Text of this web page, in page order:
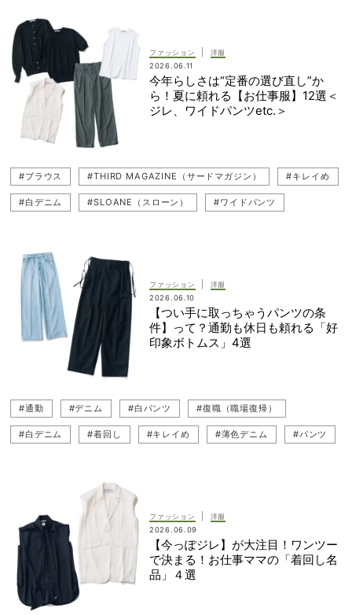
#通勤コーデ
#復職（職場復帰） #ジャケットコーデ
#春コーデ #スカートコーデ #着回し
ファッション
洋服
2026.06.11
今年らしさは“定番の選び直し”か
ら！夏に頼れる【お仕事服】12選＜
ジレ、ワイドパンツetc.＞
#ブラウス #THIRD MAGAZINE（サードマガジン） #キレイめ
#白デニム #SLOANE（スローン） #ワイドパンツ
#ATON（エイトン）
#ebure（エブール） #お仕事ママ（ワーママ）
#ジレ（ベスト） #トレンドアイテム #復職（職場復帰）
#UNITED ARROWS（ユナイテッドアローズ） #Tシャツ
#Whim Gazette（ウィム ガゼット）
ファッション
洋服
2026.06.10
【つい手に取っちゃうパンツの条
件】って？通勤も休日も頼れる「好
印象ボトムス」4選
#通勤 #デニム #白パンツ #復職（職場復帰）
#白デニム #着回し #キレイめ #薄色デニム #パンツ
#ATON（エイトン）
#Whim Gazette（ウィム ガゼット）
ファッション
洋服
2026.06.09
【今っぽジレ】が大注目！ワンツー
で決まる！お仕事ママの「着回し名
品」４選